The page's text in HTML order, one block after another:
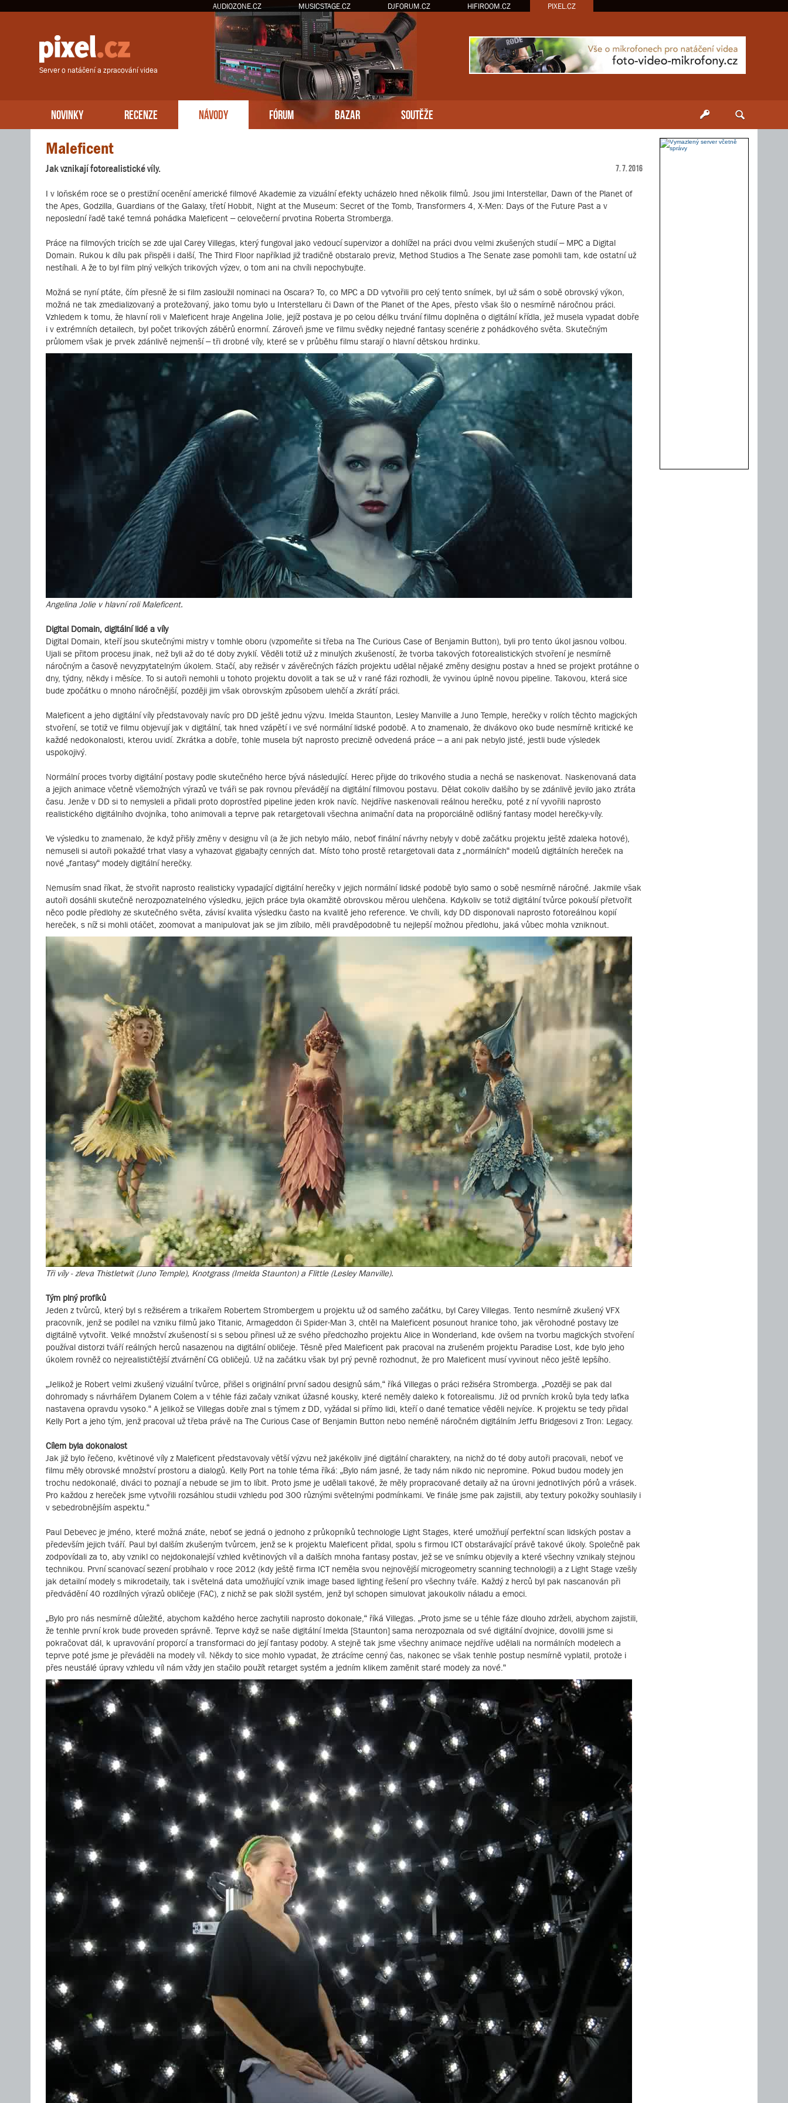
AUDIOZONE.CZ MUSICSTAGE.CZ DJFORUM.CZ HIFIROOM.CZ PIXEL.CZ
Server o natáčení a zpracování videa
NOVINKY RECENZE NÁVODY FÓRUM BAZAR SOUTĚŽE
Maleficent
Jak vznikají fotorealistické víly. 7. 7. 2016
I v loňském roce se o prestižní ocenění americké filmové Akademie za vizuální efekty ucházelo hned několik filmů. Jsou jimi Interstellar, Dawn of the Planet of
the Apes, Godzilla, Guardians of the Galaxy, třetí Hobbit, Night at the Museum: Secret of the Tomb, Transformers 4, X-Men: Days of the Future Past a v
neposlední řadě také temná pohádka Maleficent – celovečerní prvotina Roberta Stromberga.
Práce na filmových tricích se zde ujal Carey Villegas, který fungoval jako vedoucí supervizor a dohlížel na práci dvou velmi zkušených studií – MPC a Digital
Domain. Rukou k dílu pak přispěli i další, The Third Floor například již tradičně obstaralo previz, Method Studios a The Senate zase pomohli tam, kde ostatní už
nestíhali. A že to byl film plný velkých trikových výzev, o tom ani na chvíli nepochybujte.
Možná se nyní ptáte, čím přesně že si film zasloužil nominaci na Oscara? To, co MPC a DD vytvořili pro celý tento snímek, byl už sám o sobě obrovský výkon,
možná ne tak zmedializovaný a protežovaný, jako tomu bylo u Interstellaru či Dawn of the Planet of the Apes, přesto však šlo o nesmírně náročnou práci.
Vzhledem k tomu, že hlavní roli v Maleficent hraje Angelina Jolie, jejíž postava je po celou délku trvání filmu doplněna o digitální křídla, jež musela vypadat dobře
i v extrémních detailech, byl počet trikových záběrů enormní. Zároveň jsme ve filmu svědky nejedné fantasy scenérie z pohádkového světa. Skutečným
průlomem však je prvek zdánlivě nejmenší – tři drobné víly, které se v průběhu filmu starají o hlavní dětskou hrdinku.
Angelina Jolie v hlavní roli Maleficent.
Digital Domain, digitální lidé a víly
Digital Domain, kteří jsou skutečnými mistry v tomhle oboru (vzpomeňte si třeba na The Curious Case of Benjamin Button), byli pro tento úkol jasnou volbou.
Ujali se přitom procesu jinak, než byli až do té doby zvyklí. Věděli totiž už z minulých zkušeností, že tvorba takových fotorealistických stvoření je nesmírně
náročným a časově nevyzpytatelným úkolem. Stačí, aby režisér v závěrečných fázích projektu udělal nějaké změny designu postav a hned se projekt protáhne o
dny, týdny, někdy i měsíce. To si autoři nemohli u tohoto projektu dovolit a tak se už v rané fázi rozhodli, že vyvinou úplně novou pipeline. Takovou, která sice
bude zpočátku o mnoho náročnější, později jim však obrovským způsobem ulehčí a zkrátí práci.
Maleficent a jeho digitální víly představovaly navíc pro DD ještě jednu výzvu. Imelda Staunton, Lesley Manville a Juno Temple, herečky v rolích těchto magických
stvoření, se totiž ve filmu objevují jak v digitální, tak hned vzápětí i ve své normální lidské podobě. A to znamenalo, že divákovo oko bude nesmírně kritické ke
každé nedokonalosti, kterou uvidí. Zkrátka a dobře, tohle musela být naprosto precizně odvedená práce – a ani pak nebylo jisté, jestli bude výsledek
uspokojivý.
Normální proces tvorby digitální postavy podle skutečného herce bývá následující. Herec přijde do trikového studia a nechá se naskenovat. Naskenovaná data
a jejich animace včetně všemožných výrazů ve tváři se pak rovnou převádějí na digitální filmovou postavu. Dělat cokoliv dalšího by se zdánlivě jevilo jako ztráta
času. Jenže v DD si to nemysleli a přidali proto doprostřed pipeline jeden krok navíc. Nejdříve naskenovali reálnou herečku, poté z ní vyvořili naprosto
realistického digitálního dvojníka, toho animovali a teprve pak retargetovali všechna animační data na proporciálně odlišný fantasy model herečky-víly.
Ve výsledku to znamenalo, že když přišly změny v designu víl (a že jich nebylo málo, neboť finální návrhy nebyly v době začátku projektu ještě zdaleka hotové),
nemuseli si autoři pokaždé trhat vlasy a vyhazovat gigabajty cenných dat. Místo toho prostě retargetovali data z „normálních“ modelů digitálních hereček na
nové „fantasy“ modely digitální herečky.
Nemusím snad říkat, že stvořit naprosto realisticky vypadající digitální herečky v jejich normální lidské podobě bylo samo o sobě nesmírně náročné. Jakmile však
autoři dosáhli skutečně nerozpoznatelného výsledku, jejich práce byla okamžitě obrovskou měrou ulehčena. Kdykoliv se totiž digitální tvůrce pokouší přetvořit
něco podle předlohy ze skutečného světa, závisí kvalita výsledku často na kvalitě jeho reference. Ve chvíli, kdy DD disponovali naprosto fotoreálnou kopií
hereček, s níž si mohli otáčet, zoomovat a manipulovat jak se jim zlíbilo, měli pravděpodobně tu nejlepší možnou předlohu, jaká vůbec mohla vzniknout.
Tři víly - zleva Thistletwit (Juno Temple), Knotgrass (Imelda Staunton) a Flittle (Lesley Manville).
Tým plný profíků
Jeden z tvůrců, který byl s režisérem a trikařem Robertem Strombergem u projektu už od samého začátku, byl Carey Villegas. Tento nesmírně zkušený VFX
pracovník, jenž se podílel na vzniku filmů jako Titanic, Armageddon či Spider-Man 3, chtěl na Maleficent posunout hranice toho, jak věrohodné postavy lze
digitálně vytvořit. Velké množství zkušeností si s sebou přinesl už ze svého předchozího projektu Alice in Wonderland, kde ovšem na tvorbu magických stvoření
používal distorzi tváří reálných herců nasazenou na digitální obličeje. Těsně před Maleficent pak pracoval na zrušeném projektu Paradise Lost, kde bylo jeho
úkolem rovněž co nejrealističtější ztvárnění CG obličejů. Už na začátku však byl prý pevně rozhodnut, že pro Maleficent musí vyvinout něco ještě lepšího.
„Jelikož je Robert velmi zkušený vizuální tvůrce, přišel s originální první sadou designů sám,“ říká Villegas o práci režiséra Stromberga. „Později se pak dal
dohromady s návrhářem Dylanem Colem a v téhle fázi začaly vznikat úžasné kousky, které neměly daleko k fotorealismu. Již od prvních kroků byla tedy laťka
nastavena opravdu vysoko.“ A jelikož se Villegas dobře znal s týmem z DD, vyžádal si přímo lidi, kteří o dané tematice věděli nejvíce. K projektu se tedy přidal
Kelly Port a jeho tým, jenž pracoval už třeba právě na The Curious Case of Benjamin Button nebo neméně náročném digitálním Jeffu Bridgesovi z Tron: Legacy.
Cílem byla dokonalost
Jak již bylo řečeno, květinové víly z Maleficent představovaly větší výzvu než jakékoliv jiné digitální charaktery, na nichž do té doby autoři pracovali, neboť ve
filmu měly obrovské množství prostoru a dialogů. Kelly Port na tohle téma říká: „Bylo nám jasné, že tady nám nikdo nic nepromine. Pokud budou modely jen
trochu nedokonalé, diváci to poznají a nebude se jim to líbit. Proto jsme je udělali takové, že měly propracované detaily až na úrovni jednotlivých pórů a vrásek.
Pro každou z hereček jsme vytvořili rozsáhlou studii vzhledu pod 300 různými světelnými podmínkami. Ve finále jsme pak zajistili, aby textury pokožky souhlasily i
v sebedrobnějším aspektu.“
Paul Debevec je jméno, které možná znáte, neboť se jedná o jednoho z průkopníků technologie Light Stages, které umožňují perfektní scan lidských postav a
především jejich tváří. Paul byl dalším zkušeným tvůrcem, jenž se k projektu Maleficent přidal, spolu s firmou ICT obstarávající právě takové úkoly. Společně pak
zodpovídali za to, aby vznikl co nejdokonalejší vzhled květinových víl a dalších mnoha fantasy postav, jež se ve snímku objevily a které všechny vznikaly stejnou
technikou. První scanovací sezení probíhalo v roce 2012 (kdy ještě firma ICT neměla svou nejnovější microgeometry scanning technologii) a z Light Stage vzešly
jak detailní modely s mikrodetaily, tak i světelná data umožňující vznik image based lighting řešení pro všechny tváře. Každý z herců byl pak nascanován při
předvádění 40 rozdílných výrazů obličeje (FAC), z nichž se pak složil systém, jenž byl schopen simulovat jakoukoliv náladu a emoci.
„Bylo pro nás nesmírně důležité, abychom každého herce zachytili naprosto dokonale,“ říká Villegas. „Proto jsme se u téhle fáze dlouho zdrželi, abychom zajistili,
že tenhle první krok bude proveden správně. Teprve když se naše digitální Imelda [Staunton] sama nerozpoznala od své digitální dvojnice, dovolili jsme si
pokračovat dál, k upravování proporcí a transformaci do její fantasy podoby. A stejně tak jsme všechny animace nejdříve udělali na normálních modelech a
teprve poté jsme je převáděli na modely víl. Někdy to sice mohlo vypadat, že ztrácíme cenný čas, nakonec se však tenhle postup nesmírně vyplatil, protože i
přes neustálé úpravy vzhledu víl nám vždy jen stačilo použít retarget systém a jedním klikem zaměnit staré modely za nové.“